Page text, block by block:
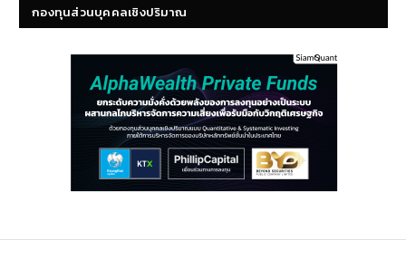
กองทุนส่วนบุคคลเชิงปริมาณ